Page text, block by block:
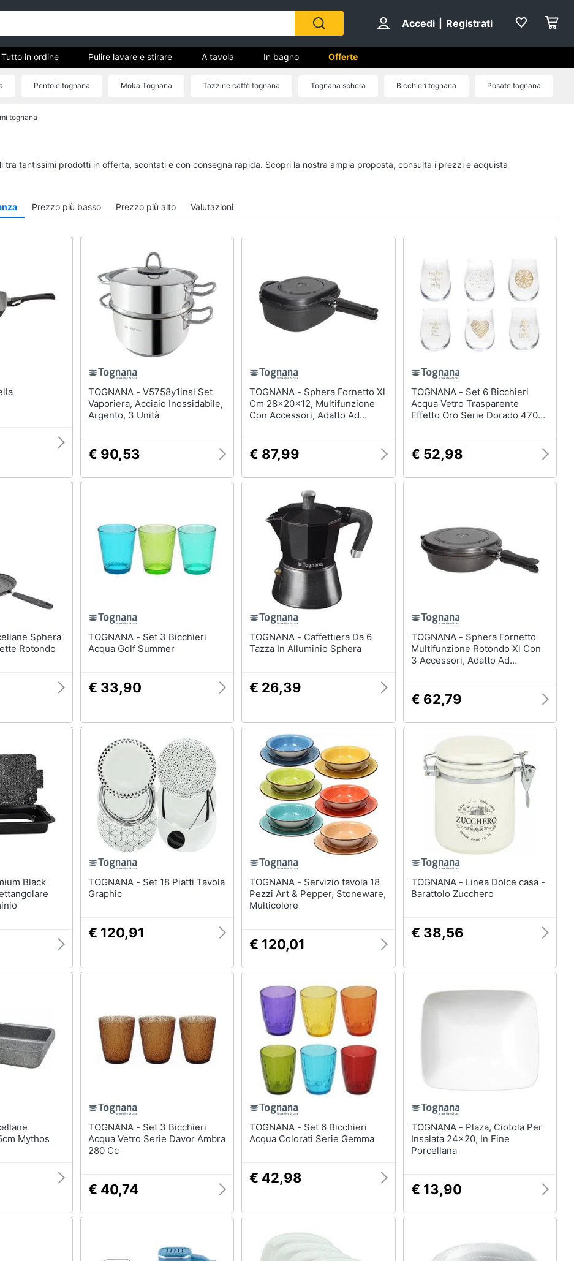
Accedi Registrati
Vedi tutti Vedi tutti Vedi tutti
Tutto in ordine Pulire lavare e stirare A tavola In bagno Offerte
Pentole tognana Moka Tognana Tazzine caffè tognana Tognana sphera Bicchieri tognana Posate tognana
tognana
tra tantissimi prodotti in offerta, scontati e con consegna rapida. Scopri la nostra ampia proposta, consulta i prezzi e acquista
Prezzo più basso Prezzo più alto Valutazioni
TOGNANA - V5758y1insl Set
Vaporiera, Acciaio Inossidabile,
Argento, 3 Unità
€ 90,53
TOGNANA - Sphera Fornetto Xl
Cm 28x20x12, Multifunzione
Con Accessori, Adatto Ad
€ 87,99
TOGNANA - Set 6 Bicchieri
Acqua Vetro Trasparente
Effetto Oro Serie Dorado 470
€ 52,98
Rotondo
TOGNANA - Set 3 Bicchieri
Acqua Golf Summer
€ 33,90
TOGNANA - Caffettiera Da 6
Tazza In Alluminio Sphera
€ 26,39
TOGNANA - Sphera Fornetto
Multifunzione Rotondo Xl Con
3 Accessori, Adatto Ad
€ 62,79
TOGNANA - Set 18 Piatti Tavola
Graphic
€ 120,91
TOGNANA - Servizio tavola 18
Pezzi Art & Pepper, Stoneware,
Multicolore
€ 120,01
TOGNANA - Linea Dolce casa -
Barattolo Zucchero
€ 38,56
Mythos
TOGNANA - Set 3 Bicchieri
Acqua Vetro Serie Davor Ambra
280 Cc
€ 40,74
TOGNANA - Set 6 Bicchieri
Acqua Colorati Serie Gemma
€ 42,98
TOGNANA - Plaza, Ciotola Per
Insalata 24x20, In Fine
Porcellana
€ 13,90